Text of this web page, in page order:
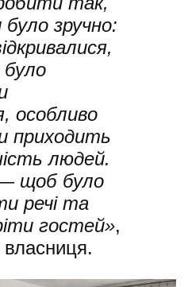
зручно:
особливо
приходить
людей.
щоб було
речі та
гостей»,